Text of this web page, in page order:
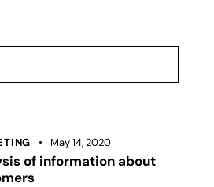
May 14, 2020
of information about